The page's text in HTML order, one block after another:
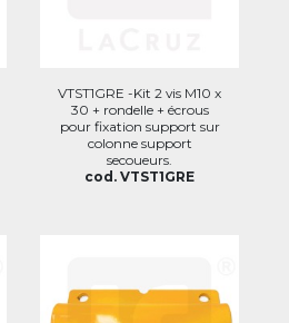
VTST1GRE -Kit 2 vis M10 x
30 + rondelle + écrous
pour fixation support sur
colonne support
secoueurs.
cod. VTST1GRE